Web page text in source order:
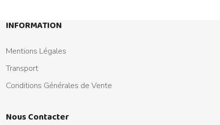
INFORMATION
Mentions Légales
Transport
Conditions Générales de Vente
Nous Contacter